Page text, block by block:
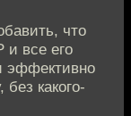
что
и все его
эффективно
какого-